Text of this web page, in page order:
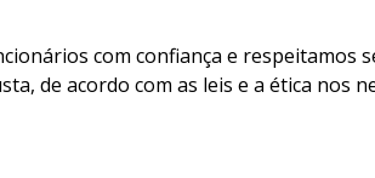
com confiança e respeitamos
de acordo com as leis e a ética nos